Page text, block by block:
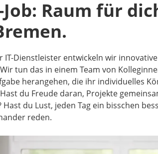
Job: Raum für
IT-Dienstleister entwickeln wir
tun das in einem Team von
herangehen, die ihr individuelles
du Freude daran, Projekte
du Lust, jeden Tag ein bisschen
reden.